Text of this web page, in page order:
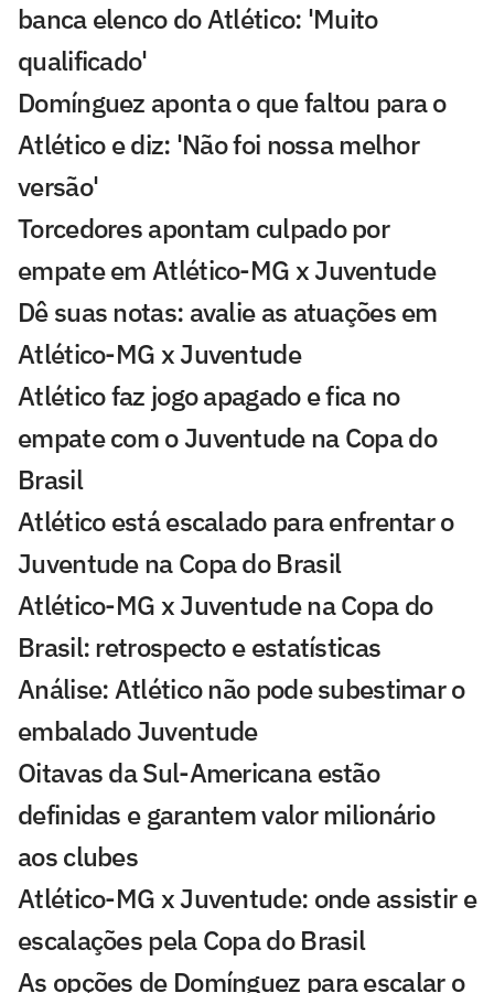
banca elenco do Atlético: 'Muito
qualificado'
Domínguez aponta o que faltou para o
Atlético e diz: 'Não foi nossa melhor
versão'
Torcedores apontam culpado por
empate em Atlético-MG x Juventude
Dê suas notas: avalie as atuações em
Atlético-MG x Juventude
Atlético faz jogo apagado e fica no
empate com o Juventude na Copa do
Brasil
Atlético está escalado para enfrentar o
Juventude na Copa do Brasil
Atlético-MG x Juventude na Copa do
Brasil: retrospecto e estatísticas
Análise: Atlético não pode subestimar o
embalado Juventude
Oitavas da Sul-Americana estão
definidas e garantem valor milionário
aos clubes
Atlético-MG x Juventude: onde assistir e
escalações pela Copa do Brasil
As opções de Domínguez para escalar o